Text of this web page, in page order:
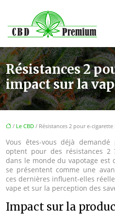
Résistances 2
impact sur la
/ Le CBD / Résistances 2 pour e-
Vous êtes-vous déjà
optent pour des résistances 2
dans le monde du vapotage est
se présentent comme une
ces dernières influent-elles
vape et sur la perception des
Impact sur la